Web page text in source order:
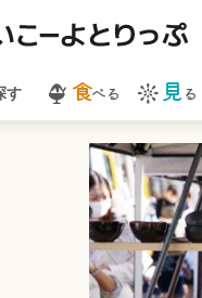
す 食べる 見 る